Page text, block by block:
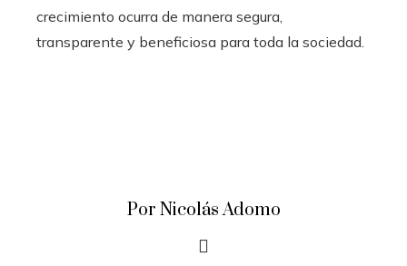
crecimiento ocurra de manera segura,
transparente y beneficiosa para toda la sociedad.
Por Nicolás Adomo